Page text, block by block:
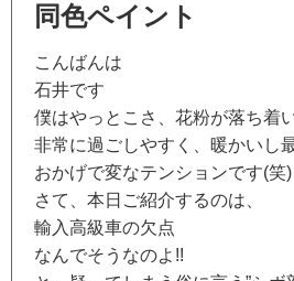
同色ペイント
こんばんは
石井です
僕はやっとこさ、花粉が落ち着
非常に過ごしやすく、暖かいし
おかげで変なテンションです(笑)
さて、本日ご紹介するのは、
輸入高級車の欠点
なんでそうなのよ!!